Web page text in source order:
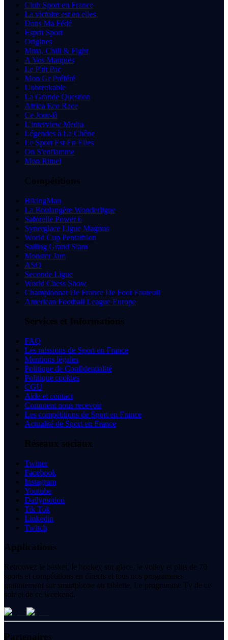
Club Sport en France
La victoire est en elles
Dans Ma Fédé
Esprit Sport
Origines
Mma, Chill & Fight
A Vos Marques
Le P'tit Pac
Mon Gr Préféré
Unbreakable
La Grande Question
Africa Eco Race
Ce Jour-là
L'interview Media
Légendes à La Chêne
Le Sport Est En Elles
On S'enflamme
Mon Rituel
Compétitions
BikingMan
La Boulangère Wonderligue
Saforelle Power 6
Synerglace Ligue Magnus
World Cup Pentathlon
Sailing Grand Slam
Monster Jam
ASO
Seconde Ligue
World Chess Show
Championnat De France De Foot Fauteuil
American Football League Europe
Services et Informations
FAQ
Les missions de Sport en France
Mentions légales
Politique de Confidentialité
Politique cookies
CGU
Aide et contact
Comment nous recevoir
Les compétitions de Sport en France
Actualité de Sport en France
Réseaux sociaux
Twitter
Facebook
Instagram
Youtube
Dailymotion
Tik Tok
Linkedin
Twitch
Applications
Retrouvez le basket, le hockey sur glace, le volley et plus de 70
sports et compétitions en directs et tous nos programmes
gratuitement sur smartphone ou tablette. Le programme Tv de ce
soir et de ce weekend.
Partenaires